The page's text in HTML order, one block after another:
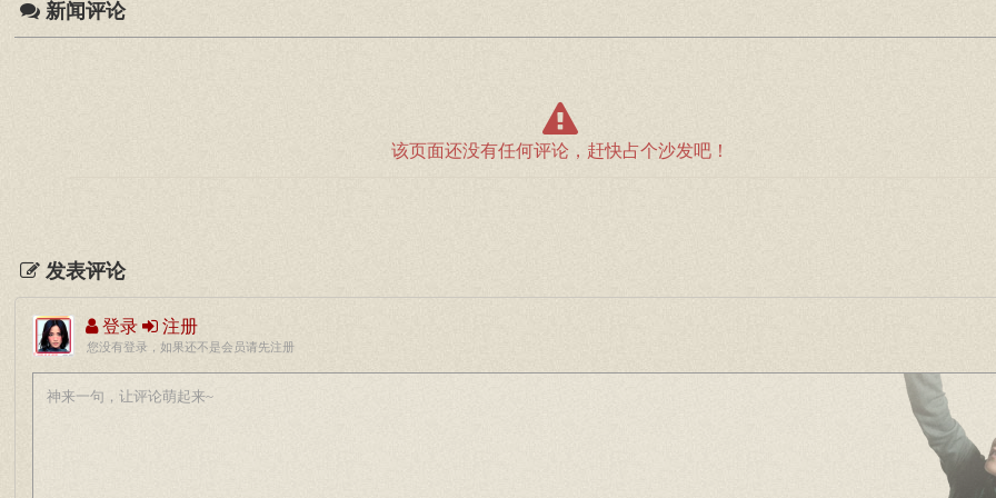
新闻评论
该页面还没有任何评论，赶快占个沙发吧！
发表评论
登录 注册
您没有登录，如果还不是会员请先注册